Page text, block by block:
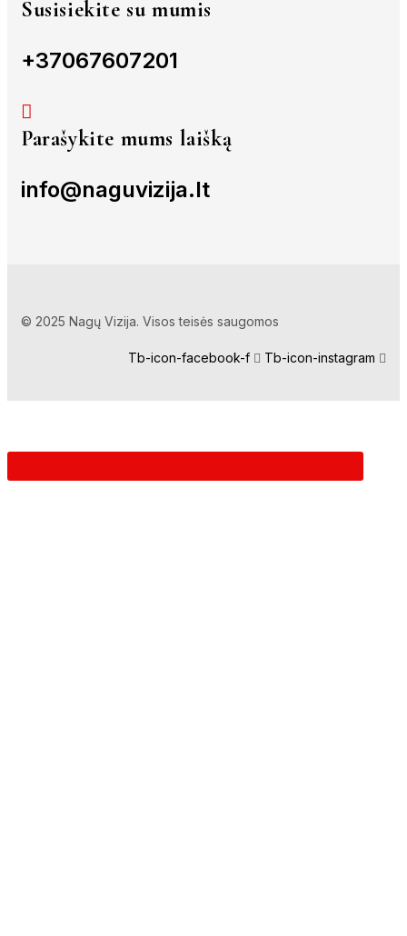
Susisiekite su mumis
+37067607201
Parašykite mums laišką
info@naguvizija.lt
© 2025 Nagų Vizija. Visos teisės saugomos
Tb-icon-facebook-f Tb-icon-instagram